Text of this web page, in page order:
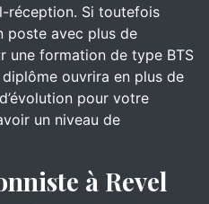
réception. Si toutefois
poste avec plus de
une formation de type BTS
ouvrira en plus de
pour votre
un niveau de
à Revel